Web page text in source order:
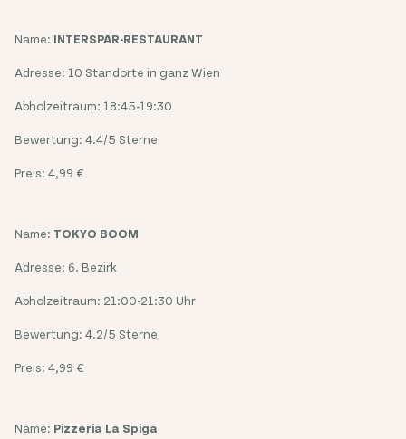
Name: INTERSPAR-RESTAURANT
Adresse: 10 Standorte in ganz Wien
Abholzeitraum: 18:45-19:30
Bewertung: 4.4/5 Sterne
Preis: 4,99 €
Name: TOKYO BOOM
Adresse: 6. Bezirk
Abholzeitraum: 21:00-21:30 Uhr
Bewertung: 4.2/5 Sterne
Preis: 4,99 €
Name: Pizzeria La Spiga